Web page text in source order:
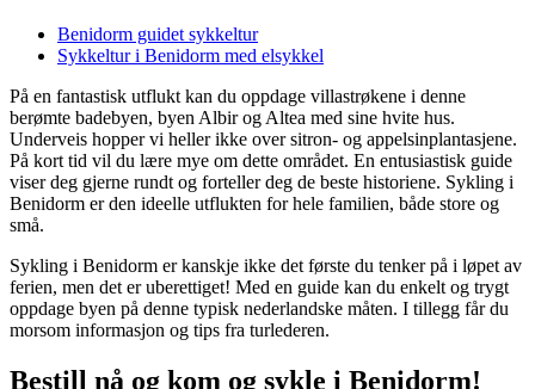
Benidorm guidet sykkeltur
Sykkeltur i Benidorm med elsykkel
På en fantastisk utflukt kan du oppdage villastrøkene i denne
berømte badebyen, byen Albir og Altea med sine hvite hus.
Underveis hopper vi heller ikke over sitron- og appelsinplantasjene.
På kort tid vil du lære mye om dette området. En entusiastisk guide
viser deg gjerne rundt og forteller deg de beste historiene. Sykling i
Benidorm er den ideelle utflukten for hele familien, både store og
små.
Sykling i Benidorm er kanskje ikke det første du tenker på i løpet av
ferien, men det er uberettiget! Med en guide kan du enkelt og trygt
oppdage byen på denne typisk nederlandske måten. I tillegg får du
morsom informasjon og tips fra turlederen.
Bestill nå og kom og sykle i Benidorm!